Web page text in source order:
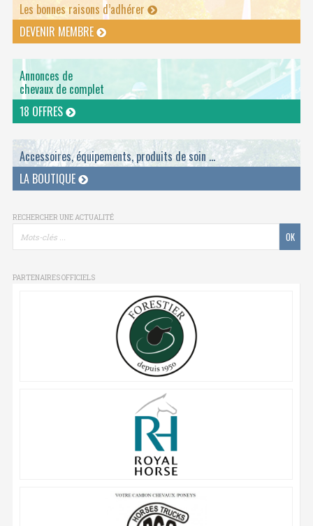
Les bonnes raisons d’adhérer
DEVENIR MEMBRE
Annonces de
chevaux de complet
18 OFFRES
Accessoires, équipements, produits de soin ...
LA BOUTIQUE
RECHERCHER UNE ACTUALITÉ
PARTENAIRES OFFICIELS